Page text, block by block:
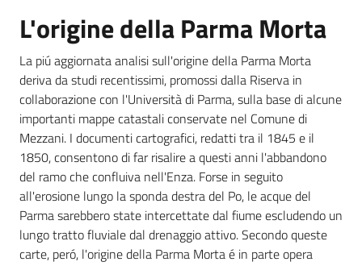
L'origine della Parma Morta
La piú aggiornata analisi sull'origine della Parma Morta
deriva da studi recentissimi, promossi dalla Riserva in
collaborazione con l'Università di Parma, sulla base di alcune
importanti mappe catastali conservate nel Comune di
Mezzani. I documenti cartografici, redatti tra il 1845 e il
1850, consentono di far risalire a questi anni l'abbandono
del ramo che confluiva nell'Enza. Forse in seguito
all'erosione lungo la sponda destra del Po, le acque del
Parma sarebbero state intercettate dal fiume escludendo un
lungo tratto fluviale dal drenaggio attivo. Secondo queste
carte, peró, l'origine della Parma Morta é in parte opera